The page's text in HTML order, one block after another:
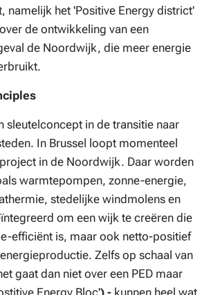
namelijk het 'Positive Energy district'
de ontwikkeling van een
de Noordwijk, die meer energie
sleutelconcept in de transitie naar
In Brussel loopt momenteel
in de Noordwijk. Daar worden
warmtepompen, zonne-energie,
stedelijke windmolens en
om een wijk te creëren die
efficiënt is, maar ook netto-positief
Zelfs op schaal van
gaat dan niet over een PED maar
Energy Bloc') - kunnen heel wat